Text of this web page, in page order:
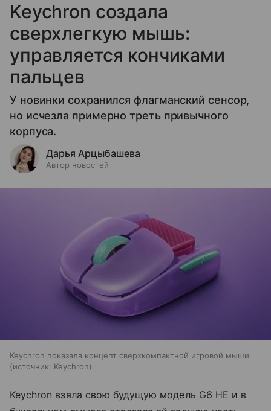
Keychron создала
сверхлегкую мышь:
управляется кончиками
пальцев
У новинки сохранился флагманский сенсор,
но исчезла примерно треть привычного
корпуса.
Дарья Арцыбашева
Автор новостей
Keychron показала концепт сверхкомпактной игровой мыши
источник: Keychron
Keychron взяла свою будущую модель G6 HE и в